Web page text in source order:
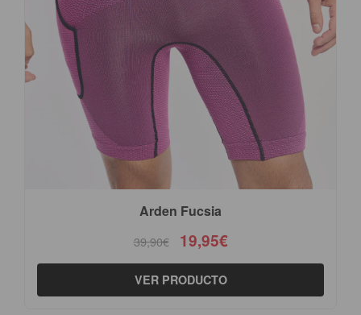
Arden Fucsia
39,90€ 19,95€
VER PRODUCTO